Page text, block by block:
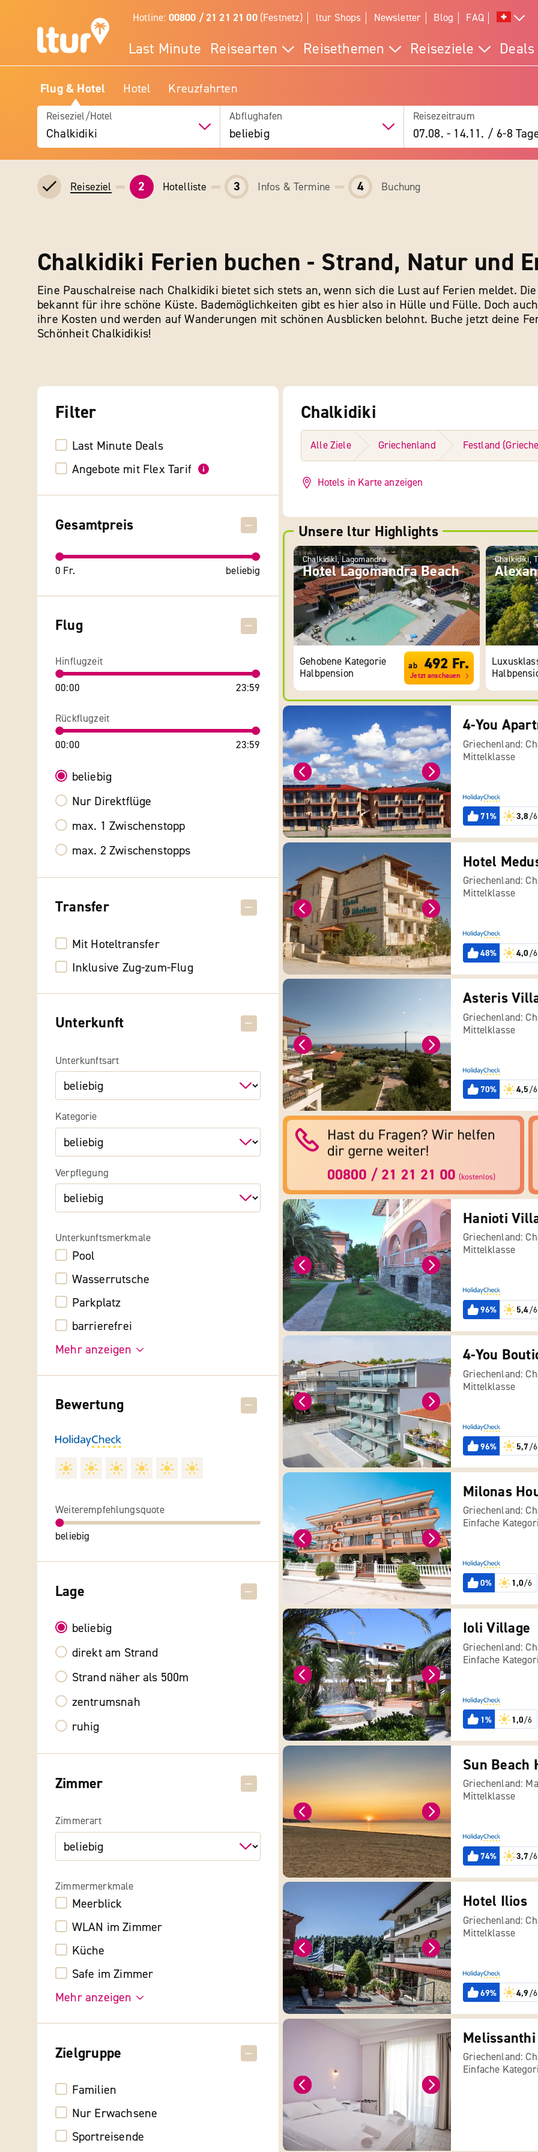
Hotline: 00800 / 21 21 21 00(Festnetz) ltur Shops Newsletter Blog FAQ
Last Minute Reisearten Reisethemen Reiseziele Deals
Flug & Hotel Hotel Kreuzfahrten
Reiseziel/Hotel
Chalkidiki
Abflughafen
beliebig
Reisezeitraum
07.08. - 14.11. / 6-8
Reiseziel 2 Hotelliste 3 Infos & Termine 4 Buchung
Chalkidiki Ferien buchen - Strand, Natur und
Eine Pauschalreise nach Chalkidiki bietet sich stets an, wenn sich die Lust auf Ferien meldet.
bekannt für ihre schöne Küste. Bademöglichkeiten gibt es hier also in Hülle und Fülle. Doch
ihre Kosten und werden auf Wanderungen mit schönen Ausblicken belohnt. Buche jetzt deine
Schönheit Chalkidikis!
Filter
Last Minute Deals
Angebote mit Flex Tarif
Gesamtpreis
0 Fr. beliebig
Flug
Hinflugzeit
00:00 23:59
Rückflugzeit
00:00 23:59
beliebig
Nur Direktflüge
max. 1 Zwischenstopp
max. 2 Zwischenstopps
Transfer
Mit Hoteltransfer
Inklusive Zug-zum-Flug
Unterkunft
Unterkunftsart
Kategorie
Verpflegung
Unterkunftsmerkmale
Pool
Wasserrutsche
Parkplatz
barrierefrei
Mehr anzeigen
Bewertung
Weiterempfehlungsquote
beliebig
Lage
beliebig
direkt am Strand
Strand näher als 500m
zentrumsnah
ruhig
Zimmer
Zimmerart
Zimmermerkmale
Meerblick
WLAN im Zimmer
Küche
Safe im Zimmer
Mehr anzeigen
Zielgruppe
Familien
Nur Erwachsene
Sportreisende
Chalkidiki
Alle Ziele Griechenland Festland
Hotels in Karte anzeigen
Unsere ltur Highlights
Chalkidiki, Lagomandra
Hotel Lagomandra Beach
Gehobene Kategorie
Halbpension
ab 492 Fr.
Jetzt anschauen
Chalkidiki,
4-You
Griechenland:
Mittelklasse
71% 3,8/6
Hotel
Griechenland:
Mittelklasse
48% 4,0/6
Asteris
Griechenland:
Mittelklasse
70% 4,5/6
Hanioti
Griechenland:
Mittelklasse
96% 5,4/6
4-You
Griechenland:
Mittelklasse
96% 5,7/6
Milonas
Griechenland:
Einfache
0% 1,0/6
Ioli Village
Griechenland:
Einfache
1% 1,0/6
Sun Beach
Griechenland:
Mittelklasse
74% 3,7/6
Hotel Ilios
Griechenland:
Mittelklasse
69% 4,9/6
Griechenland:
Einfache